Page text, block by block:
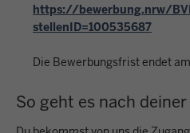
https://bewerbung.nrw/
stellenID=100535687
Die Bewerbungsfrist endet
So geht es nach